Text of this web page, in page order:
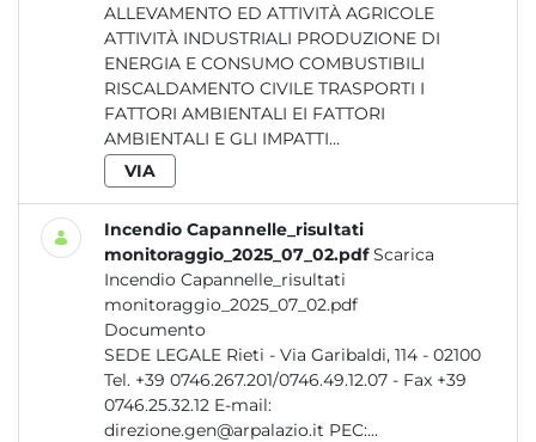
ALLEVAMENTO ED ATTIVITÀ AGRICOLE
ATTIVITÀ INDUSTRIALI PRODUZIONE DI
ENERGIA E CONSUMO COMBUSTIBILI
RISCALDAMENTO CIVILE TRASPORTI I
FATTORI AMBIENTALI EI FATTORI
AMBIENTALI E GLI IMPATTI...
VIA
Incendio Capannelle_risultati
monitoraggio_2025_07_02.pdf Scarica
Incendio Capannelle_risultati
monitoraggio_2025_07_02.pdf
Documento
SEDE LEGALE Rieti - Via Garibaldi, 114 - 02100
Tel. +39 0746.267.201/0746.49.12.07 - Fax +39
0746.25.32.12 E-mail:
direzione.gen@arpalazio.it PEC:...